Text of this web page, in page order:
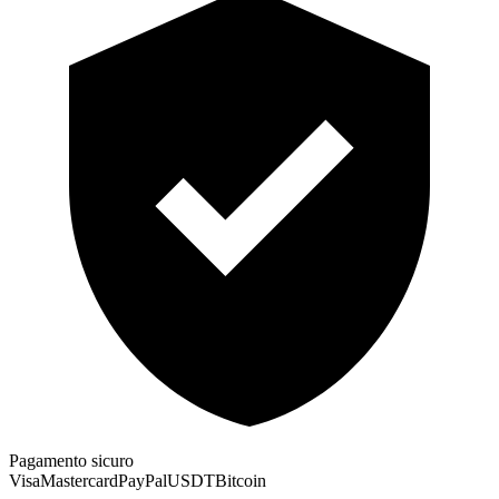
Pagamento sicuro
VisaMastercardPayPalUSDTBitcoin